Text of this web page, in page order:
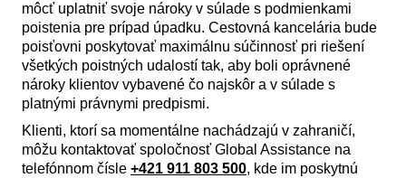
môcť uplatniť svoje nároky v súlade s podmienkami
poistenia pre prípad úpadku. Cestovná kancelária bude
poisťovni poskytovať maximálnu súčinnosť pri riešení
všetkých poistných udalostí tak, aby boli oprávnené
nároky klientov vybavené čo najskôr a v súlade s
platnými právnymi predpismi.
Klienti, ktorí sa momentálne nachádzajú v zahraničí,
môžu kontaktovať spoločnosť Global Assistance na
telefónnom čísle +421 911 803 500, kde im poskytnú